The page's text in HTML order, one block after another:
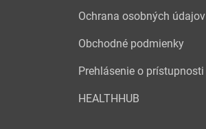
Ochrana osobných údajov
Obchodné podmienky
Prehlásenie o prístupnosti
HEALTHHUB